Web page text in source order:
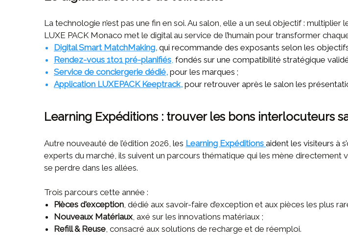
La technologie n’est pas une fin en soi. Au salon, elle a un seul objectif :
LUXE PACK Monaco met le digital au service de l’humain pour transformer
Digital Smart MatchMaking, qui recommande des exposants selon les
Rendez-vous 1to1 pré-planifiés, fondés sur une compatibilité stratégique
Service de conciergerie dédié, pour les marques ;
Application LUXEPACK Keeptrack, pour retrouver après le salon les
Learning Expéditions : trouver les bons interlocuteurs
Autre nouveauté de l’édition 2026, les Learning Expéditions aident les visiteurs à
experts du marché, ils suivent un parcours thématique qui les mène
se perdre dans les allées.
Trois parcours cette année :
Pièces d'exception, dédié aux savoir-faire d’exception et aux pièces les plus
Nouveaux Matériaux, axé sur les innovations matériaux ;
Refill & Reuse, consacré aux solutions de recharge et de réemploi.